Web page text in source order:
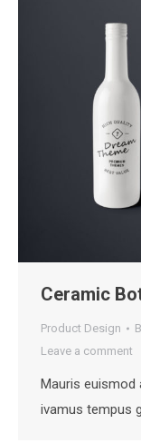
Ceramic
Product Design
Leave a comment
Mauris
ivamus tempus